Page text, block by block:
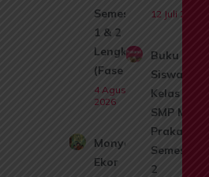
Semester
1 & 2
Lengkap
(Fase A)
4 Agustus
2026
Monyet
Ekor
12 Juli 2026
Buku
Siswa
Kelas 9
SMP MTs
Prakarya
Semester
2